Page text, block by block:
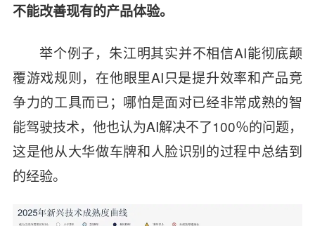
不能改善现有的产品体验。
举个例子，朱江明其实并不相信AI能彻底颠
覆游戏规则，在他眼里AI只是提升效率和产品竞
争力的工具而已；哪怕是面对已经非常成熟的智
能驾驶技术，他也认为AI解决不了100％的问题，
这是他从大华做车牌和人脸识别的过程中总结到
的经验。